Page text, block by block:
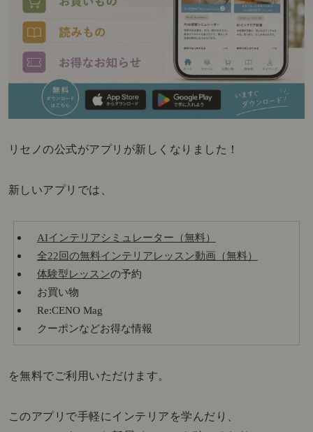
リセノの公式がアプリが新しくなりました！
新しいアプリでは、
AIインテリアシミュレーター（無料）
全22回の無料インテリアレッスン動画（無料）
体験型レッスンの予約
お買い物
Re:CENO Mag
クーポンなどお得な情報
を無料でご利用いただけます。
このアプリで手軽にインテリアを学んだり、